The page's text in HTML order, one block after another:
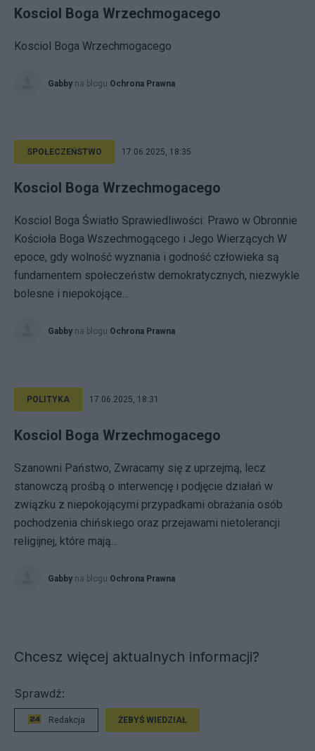
Kosciol Boga Wrzechmogacego
Kosciol Boga Wrzechmogacego
Gabby na blogu Ochrona Prawna
SPOŁECZEŃSTWO 17.06.2025, 18:35
Kosciol Boga Wrzechmogacego
Kosciol Boga Światło Sprawiedliwości: Prawo w Obronnie
Kościoła Boga Wszechmogącego i Jego Wierzących W
epoce, gdy wolność wyznania i godność człowieka są
fundamentem społeczeństw demokratycznych, niezwykle
bolesne i niepokojące...
Gabby na blogu Ochrona Prawna
POLITYKA 17.06.2025, 18:31
Kosciol Boga Wrzechmogacego
Szanowni Państwo, Zwracamy się z uprzejmą, lecz
stanowczą prośbą o interwencję i podjęcie działań w
związku z niepokojącymi przypadkami obrażania osób
pochodzenia chińskiego oraz przejawami nietolerancji
religijnej, które mają...
Gabby na blogu Ochrona Prawna
Chcesz więcej aktualnych informacji?
Sprawdź:
Redakcja ŻEBYŚ WIEDZIAŁ